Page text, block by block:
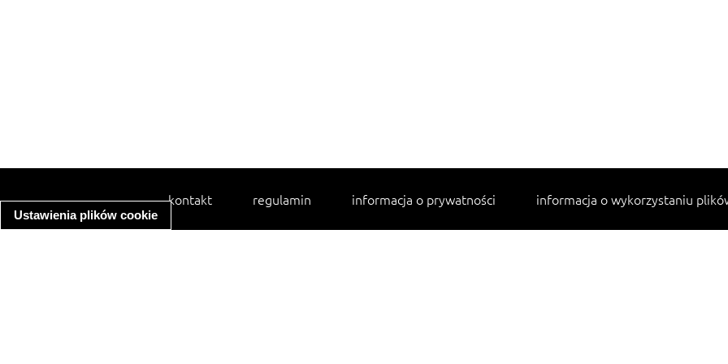
Ustawienia plików cookie
kontakt regulamin informacja o prywatności informacja o wykorzystaniu
Najpopularniejsze przepisy